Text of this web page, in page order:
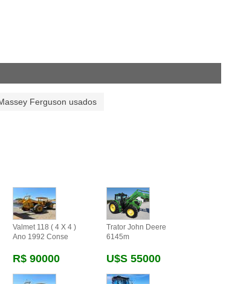
Ferguson usados
Valmet 118 ( 4 X 4 )
Ano 1992 Conse
R$ 90000
Trator John Deere
6145m
U$s 55000